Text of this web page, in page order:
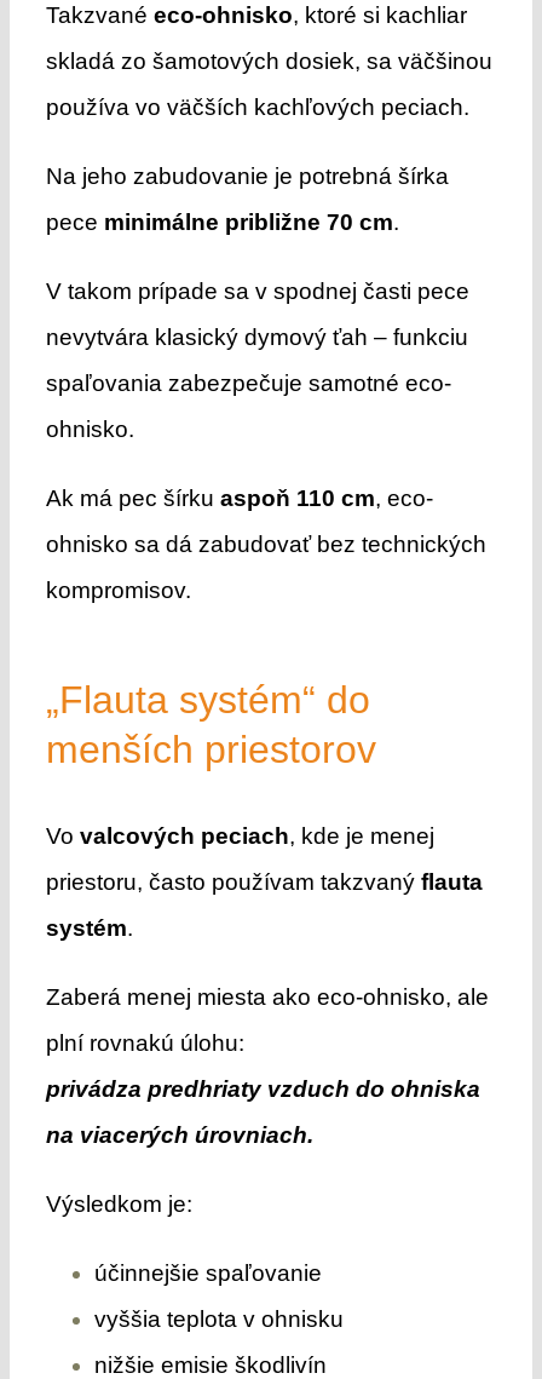
Takzvané eco-ohnisko, ktoré si kachliar
skladá zo šamotových dosiek, sa väčšinou
používa vo väčších kachľových peciach.
Na jeho zabudovanie je potrebná šírka
pece minimálne približne 70 cm.
V takom prípade sa v spodnej časti pece
nevytvára klasický dymový ťah – funkciu
spaľovania zabezpečuje samotné eco-
ohnisko.
Ak má pec šírku aspoň 110 cm, eco-
ohnisko sa dá zabudovať bez technických
kompromisov.
„Flauta systém“ do
menších priestorov
Vo valcových peciach, kde je menej
priestoru, často používam takzvaný flauta
systém.
Zaberá menej miesta ako eco-ohnisko, ale
plní rovnakú úlohu:
privádza predhriaty vzduch do ohniska
na viacerých úrovniach.
Výsledkom je:
účinnejšie spaľovanie
vyššia teplota v ohnisku
nižšie emisie škodlivín